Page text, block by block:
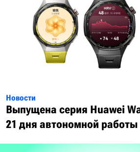
Новости
Выпущена серия Huawei
21 дня автономной работы